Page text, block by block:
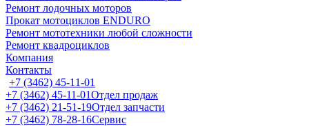
Ремонт лодочных моторов
Прокат мотоциклов ENDURO
Ремонт мототехники любой сложности
Ремонт квадроциклов
Компания
Контакты
+7 (3462) 45-11-01
+7 (3462) 45-11-01Отдел продаж
+7 (3462) 21-51-19Отдел запчасти
+7 (3462) 78-28-16Сервис